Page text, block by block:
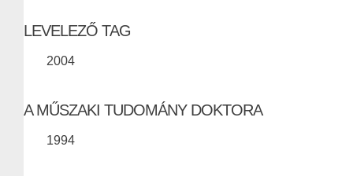
LEVELEZŐ TAG
2004
A MŰSZAKI TUDOMÁNY DOKTORA
1994